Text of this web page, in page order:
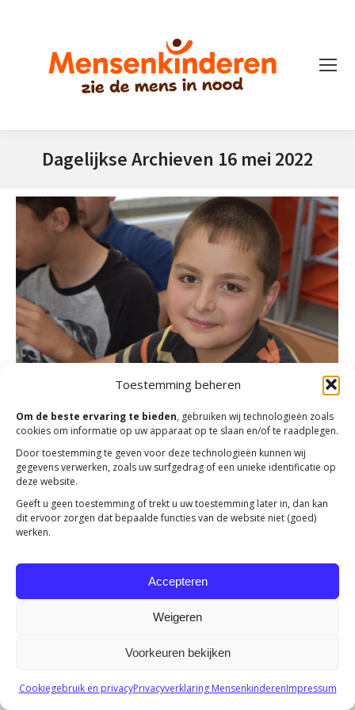
Toestemming beheren
Om de beste ervaring te bieden, gebruiken wij technologieën zoals
cookies om informatie op uw apparaat op te slaan en/of te raadplegen.
Door toestemming te geven voor deze technologieën kunnen wij
gegevens verwerken, zoals uw surfgedrag of een unieke identificatie op
deze website.
Geeft u geen toestemming of trekt u uw toestemming later in, dan kan
dit ervoor zorgen dat bepaalde functies van de website niet (goed)
werken.
Accepteren
Weigeren
Voorkeuren bekijken
Cookiegebruik en privacyPrivacyverklaring MensenkinderenImpressum
Dagelijkse Archieven 16 mei 2022
Kinderweek
Acties ,Actueel DoorJolanda Heldoorn 16 mei 2022